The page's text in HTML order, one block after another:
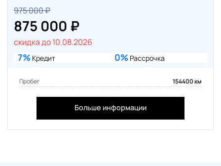
975 000 ₽
875 000 ₽
скидка до 10.08.2026
7% Кредит 0% Рассрочка
Пробег 154400 км
Больше информации